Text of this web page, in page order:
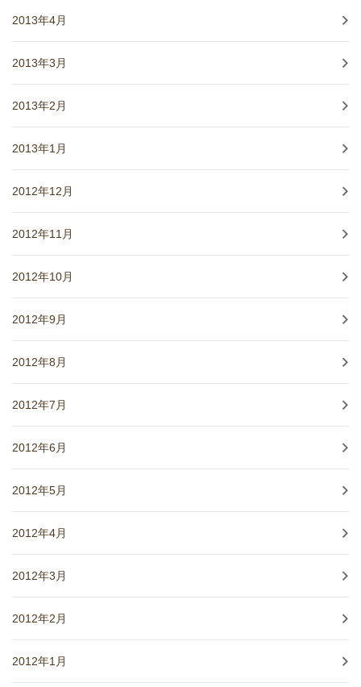
2013年4月
2013年3月
2013年2月
2013年1月
2012年12月
2012年11月
2012年10月
2012年9月
2012年8月
2012年7月
2012年6月
2012年5月
2012年4月
2012年3月
2012年2月
2012年1月